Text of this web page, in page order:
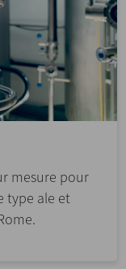
mesure pour
type ale et